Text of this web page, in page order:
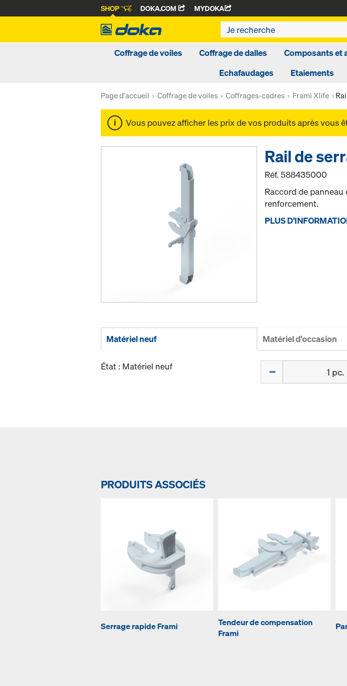
SHOP DOKA.COM MYDOKA
Coffrage de voiles Coffrage de dalles Composants et
Echafaudages
Etaiements
Page d'accueil Coffrage de voiles Coffrages-cadres Frami Xlife
Vous pouvez afficher les prix de vos produits après vous
Rail de
Réf.588435000
Raccord de
renforcement.
PLUS
Matériel neuf Matériel d'occasion
État : Matériel neuf
PRODUITS ASSOCIÉS
Serrage rapide Frami
Tendeur de compensation
Frami